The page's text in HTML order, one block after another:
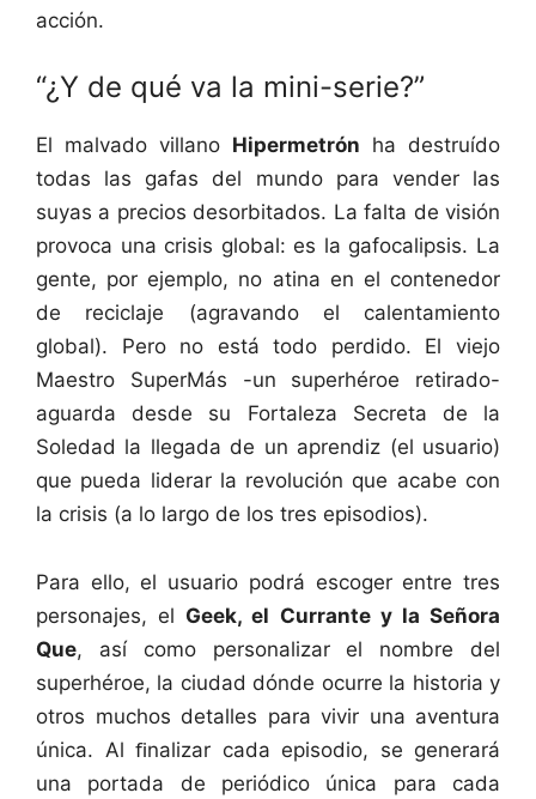
acción.
“¿Y de qué va la mini-serie?”
El malvado villano Hipermetrón ha destruído
todas las gafas del mundo para vender las
suyas a precios desorbitados. La falta de visión
provoca una crisis global: es la gafocalipsis. La
gente, por ejemplo, no atina en el contenedor
de reciclaje (agravando el calentamiento
global). Pero no está todo perdido. El viejo
Maestro SuperMás -un superhéroe retirado-
aguarda desde su Fortaleza Secreta de la
Soledad la llegada de un aprendiz (el usuario)
que pueda liderar la revolución que acabe con
la crisis (a lo largo de los tres episodios).
Para ello, el usuario podrá escoger entre tres
personajes, el Geek, el Currante y la Señora
Que, así como personalizar el nombre del
superhéroe, la ciudad dónde ocurre la historia y
otros muchos detalles para vivir una aventura
única. Al ﬁnalizar cada episodio, se generará
una portada de periódico única para cada